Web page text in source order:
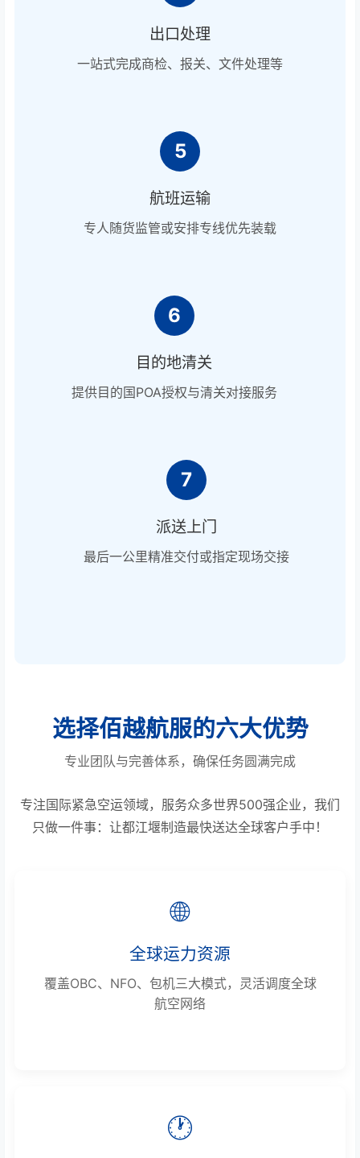
出口处理
一站式完成商检、报关、文件处理等
5
航班运输
专人随货监管或安排专线优先装载
6
目的地清关
提供目的国POA授权与清关对接服务
7
派送上门
最后一公里精准交付或指定现场交接
选择佰越航服的六大优势
专业团队与完善体系，确保任务圆满完成
专注国际紧急空运领域，服务众多世界500强企业，我们
只做一件事：让都江堰制造最快送达全球客户手中！
🌐
全球运力资源
覆盖OBC、NFO、包机三大模式，灵活调度全球
航空网络
🕐